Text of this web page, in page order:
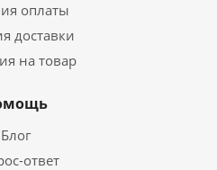
оплаты
доставки
на товар
Блог
ответ